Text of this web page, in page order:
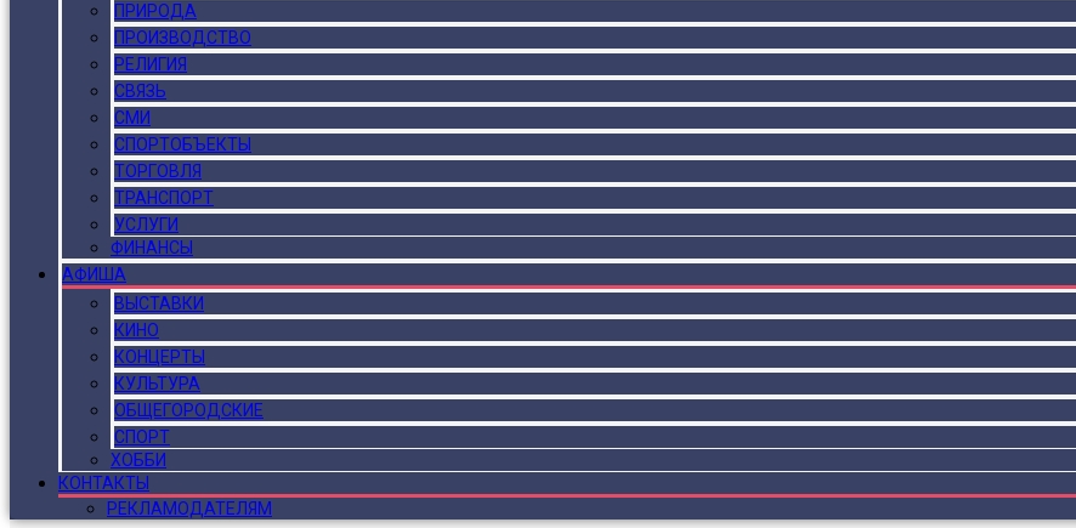
ПРИРОДА
ПРОИЗВОДСТВО
РЕЛИГИЯ
СВЯЗЬ
СМИ
СПОРТОБЪЕКТЫ
ТОРГОВЛЯ
ТРАНСПОРТ
УСЛУГИ
ФИНАНСЫ
АФИША
ВЫСТАВКИ
КИНО
КОНЦЕРТЫ
КУЛЬТУРА
ОБЩЕГОРОДСКИЕ
СПОРТ
ХОББИ
КОНТАКТЫ
РЕКЛАМОДАТЕЛЯМ